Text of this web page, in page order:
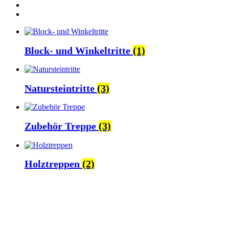
Block- und Winkeltritte (1)
Natursteintritte (3)
Zubehör Treppe (3)
Holztreppen (2)